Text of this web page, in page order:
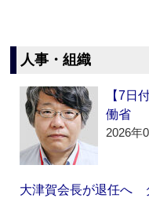
人事・組織
【7日
働省
2026年
大津賀会長が退任へ